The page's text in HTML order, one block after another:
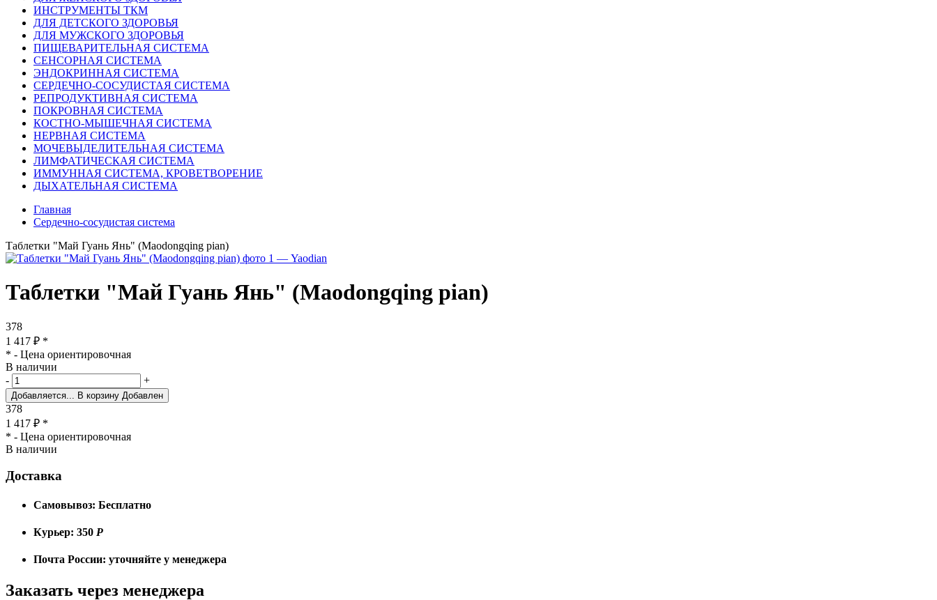
ИНСТРУМЕНТЫ ТКМ
ДЛЯ ДЕТСКОГО ЗДОРОВЬЯ
ДЛЯ МУЖСКОГО ЗДОРОВЬЯ
ПИЩЕВАРИТЕЛЬНАЯ СИСТЕМА
СЕНСОРНАЯ СИСТЕМА
ЭНДОКРИННАЯ СИСТЕМА
СЕРДЕЧНО-СОСУДИСТАЯ СИСТЕМА
РЕПРОДУКТИВНАЯ СИСТЕМА
ПОКРОВНАЯ СИСТЕМА
КОСТНО-МЫШЕЧНАЯ СИСТЕМА
НЕРВНАЯ СИСТЕМА
МОЧЕВЫДЕЛИТЕЛЬНАЯ СИСТЕМА
ЛИМФАТИЧЕСКАЯ СИСТЕМА
ИММУННАЯ СИСТЕМА, КРОВЕТВОРЕНИЕ
ДЫХАТЕЛЬНАЯ СИСТЕМА
Главная
Сердечно-сосудистая система
Таблетки "Май Гуань Янь" (Maodongqing pian)
Таблетки "Май Гуань Янь" (Maodongqing pian)
378
1 417 ₽ *
* - Цена ориентировочная
В наличии
-
+
Добавляется... В корзину Добавлен
378
1 417 ₽ *
* - Цена ориентировочная
В наличии
Доставка
Самовывоз: Бесплатно
Курьер: 350 Р
Почта России: уточняйте у менеджера
Заказать через менеджера